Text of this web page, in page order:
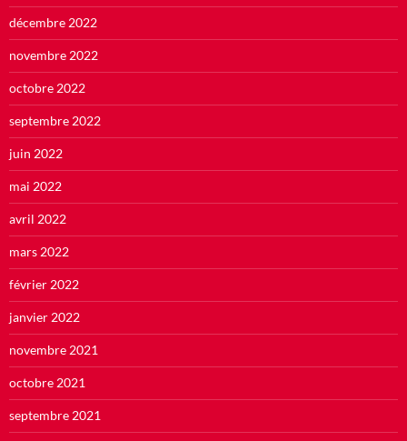
décembre 2022
novembre 2022
octobre 2022
septembre 2022
juin 2022
mai 2022
avril 2022
mars 2022
février 2022
janvier 2022
novembre 2021
octobre 2021
septembre 2021